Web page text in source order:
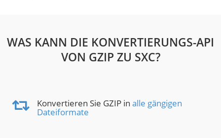
WAS KANN DIE KONVERTIERUNGS-API
VON GZIP ZU SXC?
Konvertieren Sie GZIP in alle gängigen
Dateiformate